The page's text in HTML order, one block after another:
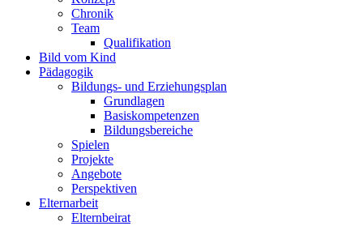
Chronik
Team
Qualifikation
Bild vom Kind
Pädagogik
Bildungs- und Erziehungsplan
Grundlagen
Basiskompetenzen
Bildungsbereiche
Spielen
Projekte
Angebote
Perspektiven
Elternarbeit
Elternbeirat